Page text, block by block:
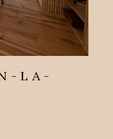
LA-